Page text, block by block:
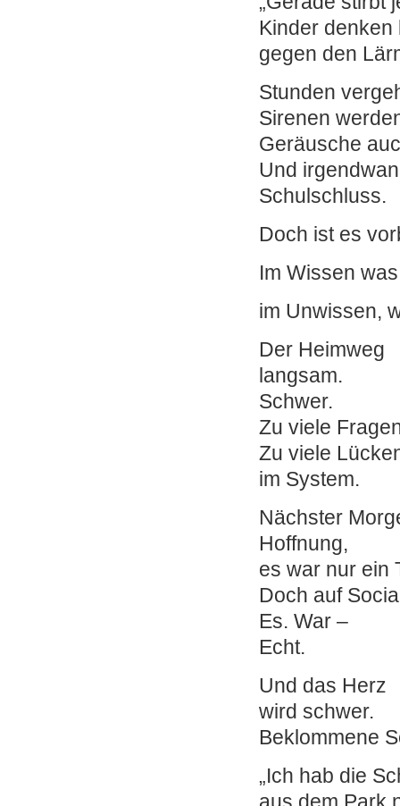
Kinder denken
gegen den
Stunden
Sirenen
Geräusche
Und
Schulschluss.
Doch ist es
Im Wissen
im Unwissen,
Der Heimweg
langsam.
Schwer.
Zu viele
Zu viele
im System.
Nächster
Hoffnung,
es war nur ein
Doch auf
Es. War –
Echt.
Und das Herz
wird schwer.
Beklommene
„Ich hab die